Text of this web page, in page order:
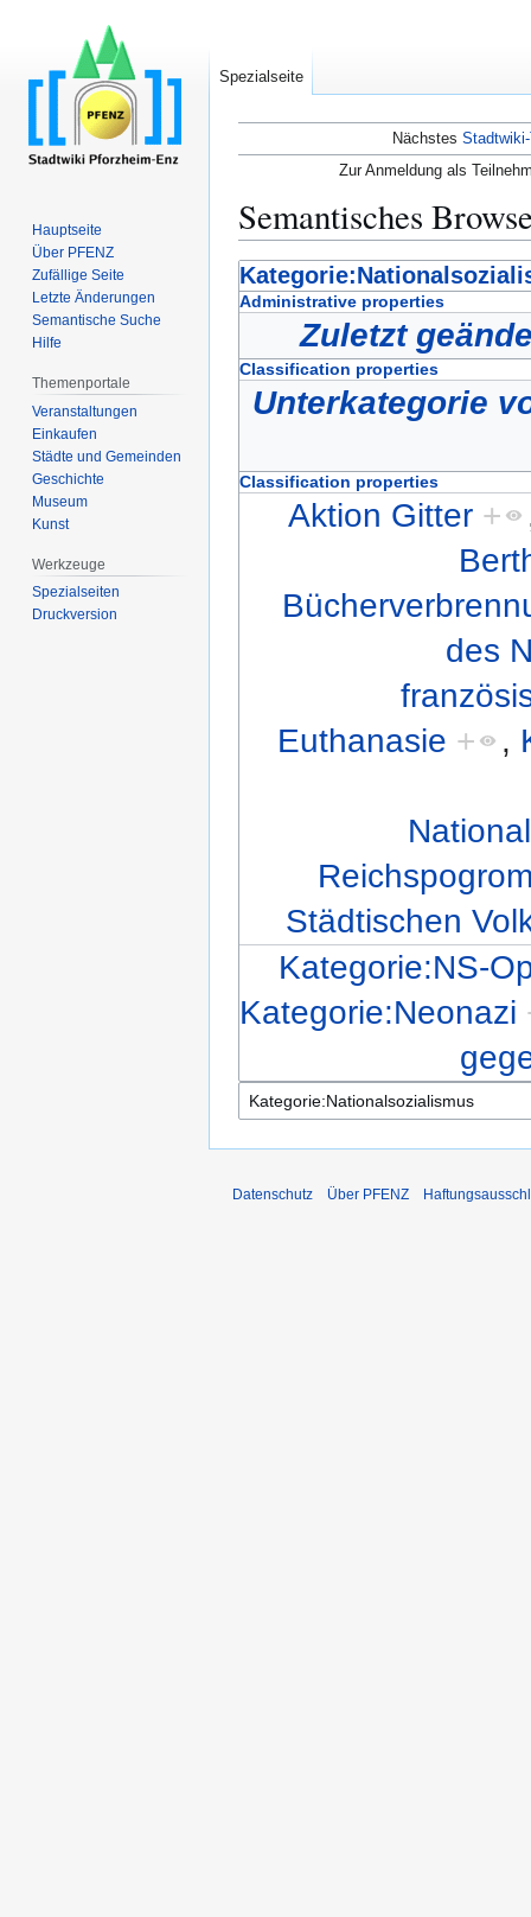
Nächstes
Zur Anmeldung als
Semantisches
Zur
Navigation
Zur
Suche
Administrative properties
Zuletzt
Classification properties
Unterkategorie
Classification properties
Aktion Gitter +
des
Euthanasie + ,
Städtischen
Kategorie:NS-
Kategorie:Neonazi
Spezialseite
Hauptseite
Über PFENZ
Zufällige Seite
Letzte Änderungen
Semantische Suche
Hilfe
Themenportale
Veranstaltungen
Einkaufen
Städte und Gemeinden
Geschichte
Museum
Kunst
Werkzeuge
Spezialseiten
Druckversion
Datenschutz Über PFENZ